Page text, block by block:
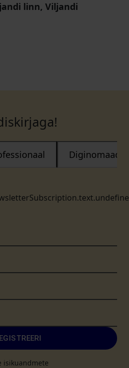
linn, Viljandi
Diginomaad
isikuandmete